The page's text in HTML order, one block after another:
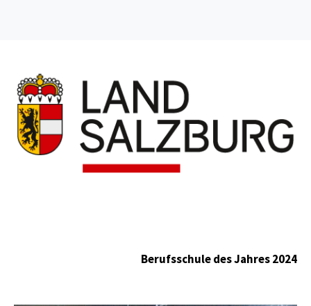
Berufsschule des Jahres 2024